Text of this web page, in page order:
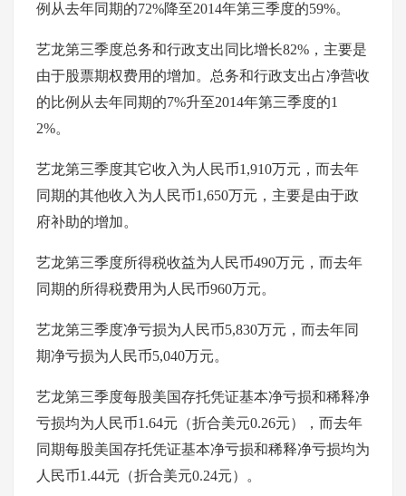
例从去年同期的72%降至2014年第三季度的59%。
艺龙第三季度总务和行政支出同比增长82%，主要是
由于股票期权费用的增加。总务和行政支出占净营收
的比例从去年同期的7%升至2014年第三季度的1
2%。
艺龙第三季度其它收入为人民币1,910万元，而去年
同期的其他收入为人民币1,650万元，主要是由于政
府补助的增加。
艺龙第三季度所得税收益为人民币490万元，而去年
同期的所得税费用为人民币960万元。
艺龙第三季度净亏损为人民币5,830万元，而去年同
期净亏损为人民币5,040万元。
艺龙第三季度每股美国存托凭证基本净亏损和稀释净
亏损均为人民币1.64元（折合美元0.26元），而去年
同期每股美国存托凭证基本净亏损和稀释净亏损均为
人民币1.44元（折合美元0.24元）。